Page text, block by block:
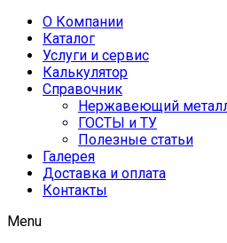
О Компании
Каталог
Услуги и сервис
Калькулятор
Справочник
Нержавеющий
ГОСТЫ и ТУ
Полезные статьи
Галерея
Доставка и оплата
Контакты
Menu